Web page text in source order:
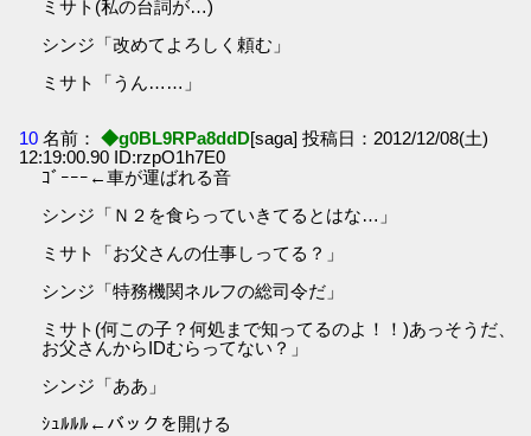
ミサト(私の台詞が…)
シンジ「改めてよろしく頼む」
ミサト「うん……」
10 名前： ◆g0BL9RPa8ddD[saga] 投稿日：2012/12/08(土)
12:19:00.90 ID:rzpO1h7E0
ｺﾞｰｰｰ←車が運ばれる音
シンジ「Ｎ２を食らっていきてるとはな…」
ミサト「お父さんの仕事しってる？」
シンジ「特務機関ネルフの総司令だ」
ミサト(何この子？何処まで知ってるのよ！！)あっそうだ、
お父さんからIDむらってない？」
シンジ「ああ」
ｼｭﾙﾙﾙ←バックを開ける